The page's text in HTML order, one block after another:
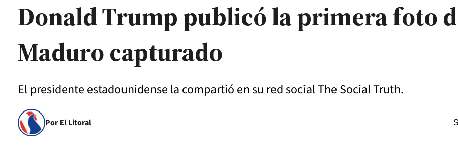
Donald Trump publicó la primera foto
Maduro capturado
El presidente estadounidense la compartió en su red social The Social Truth.
Por El Litoral